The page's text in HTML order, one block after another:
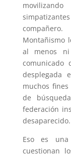
Montañismo
al menos
desplegada
muchos
de
federación
Eso es
cuestionan